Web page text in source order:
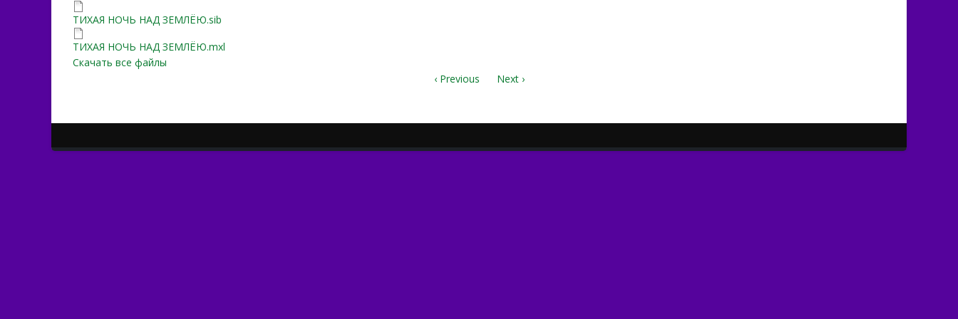
ТИХАЯ НОЧЬ НАД ЗЕМЛЁЮ.sib
ТИХАЯ НОЧЬ НАД ЗЕМЛЁЮ.sib
ТИХАЯ НОЧЬ НАД ЗЕМЛЁЮ.mxl
ТИХАЯ НОЧЬ НАД ЗЕМЛЁЮ.mxl
Скачать все файлы
‹ Previous
Next ›